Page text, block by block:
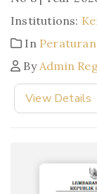
Institutions:
In
ByAdmin
View Details